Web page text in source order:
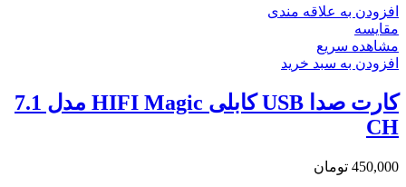
افزودن به علاقه مندی
مقایسه
مشاهده سریع
افزودن به سبد خرید
کارت صدا USB کابلی HIFI Magic مدل 7.1
CH
450,000 تومان